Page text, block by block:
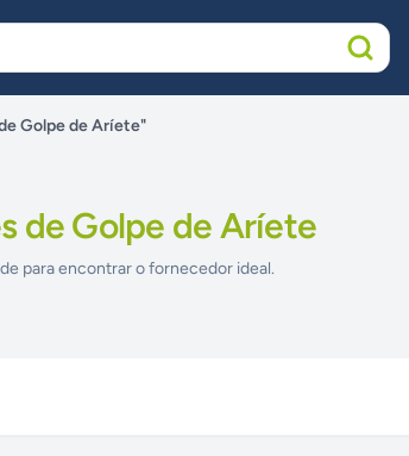
Golpe de Aríete"
de Golpe de Aríete
para encontrar o fornecedor ideal.